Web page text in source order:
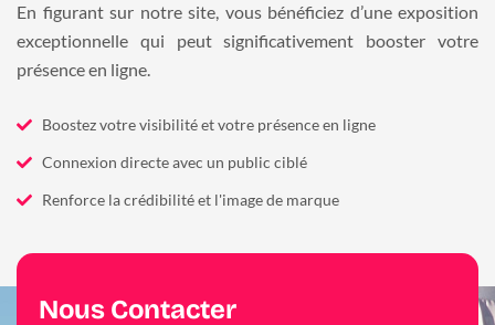
En figurant sur notre site, vous bénéficiez d’une exposition
exceptionnelle qui peut significativement booster votre
présence en ligne.
Boostez votre visibilité et votre présence en ligne
Connexion directe avec un public ciblé
Renforce la crédibilité et l'image de marque
Nous Contacter